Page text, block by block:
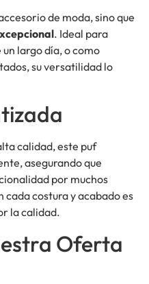
de moda, sino que
. Ideal para
un largo día, o como
su versatilidad lo
calidad, este puf
asegurando que
por muchos
costura y acabado es
la calidad.
Oferta